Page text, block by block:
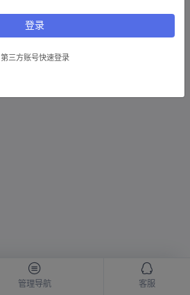
登录
第三方账号快速登录
管理导航 客服